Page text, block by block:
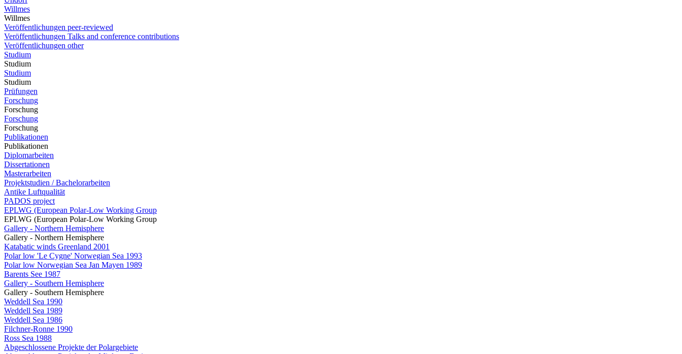
Willmes
Willmes
Veröffentlichungen peer-reviewed
Veröffentlichungen Talks and conference contributions
Veröffentlichungen other
Studium
Studium
Studium
Studium
Prüfungen
Forschung
Forschung
Forschung
Forschung
Publikationen
Publikationen
Diplomarbeiten
Dissertationen
Masterarbeiten
Projektstudien / Bachelorarbeiten
Antike Luftqualität
PADOS project
EPLWG (European Polar-Low Working Group
EPLWG (European Polar-Low Working Group
Gallery - Northern Hemisphere
Gallery - Northern Hemisphere
Katabatic winds Greenland 2001
Polar low 'Le Cygne' Norwegian Sea 1993
Polar low Norwegian Sea Jan Mayen 1989
Barents See 1987
Gallery - Southern Hemisphere
Gallery - Southern Hemisphere
Weddell Sea 1990
Weddell Sea 1989
Weddell Sea 1986
Filchner-Ronne 1990
Ross Sea 1988
Abgeschlossene Projekte der Polargebiete